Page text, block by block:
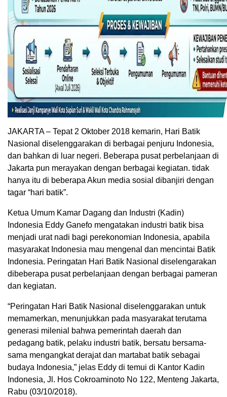
JAKARTA – Tepat 2 Oktober 2018 kemarin, Hari Batik
Nasional diselenggarakan di berbagai penjuru Indonesia,
dan bahkan di luar negeri. Beberapa pusat perbelanjaan di
Jakarta pun merayakan dengan berbagai kegiatan. tidak
hanya itu di beberapa Akun media sosial dibanjiri dengan
tagar “hari batik”.
Ketua Umum Kamar Dagang dan Industri (Kadin)
Indonesia Eddy Ganefo mengatakan industri batik bisa
menjadi urat nadi bagi perekonomian Indonesia, apabila
masyarakat Indonesia mau mengenal dan mencintai Batik
Indonesia. Peringatan Hari Batik Nasional diselengarakan
dibeberapa pusat perbelanjaan dengan berbagai pameran
dan kegiatan.
“Peringatan Hari Batik Nasional diselenggarakan untuk
memamerkan, menunjukkan pada masyarakat terutama
generasi milenial bahwa pemerintah daerah dan
pedagang batik, pelaku industri batik, bersatu bersama-
sama mengangkat derajat dan martabat batik sebagai
budaya Indonesia,” jelas Eddy di temui di Kantor Kadin
Indonesia, Jl. Hos Cokroaminoto No 122, Menteng Jakarta,
Rabu (03/10/2018).